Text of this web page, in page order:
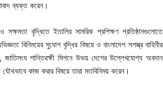
ব্যক্ত করেন।
বৃদ্ধিতে ইতালির সামরিক প্রশিক্ষণ প্রতিষ্ঠানগুলোতে
বিনিময়ের সুযোগ বৃদ্ধির বিষয়ে ও বাংলাদেশ সশস্ত্র বাহিনীর
শান্তিরক্ষী মিশনে উভয় দেশের উল্লেখযোগ্য অবদান
কাজ করার বিষয়ে তারা মতবিনিময় করেন।